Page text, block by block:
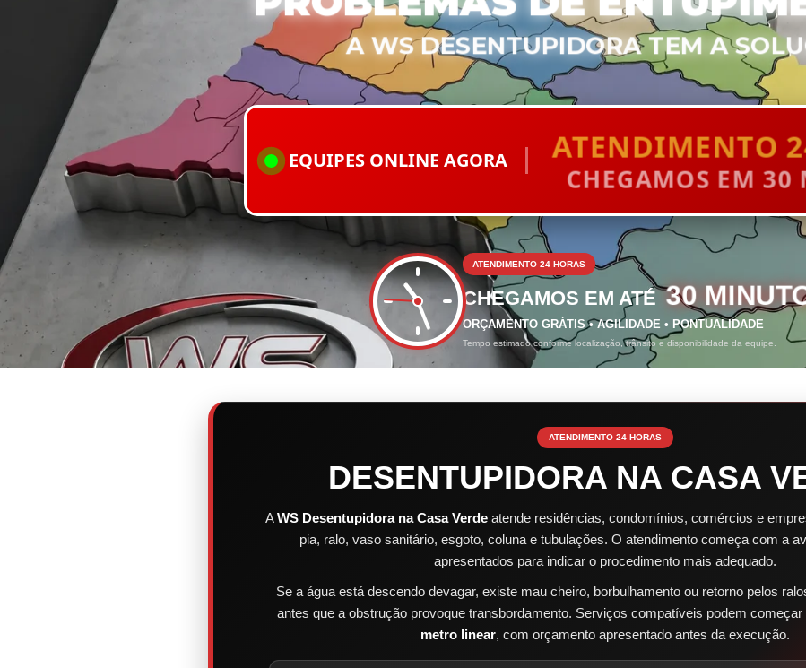
A WS DESENTUPIDORA TEM A
EQUIPES ONLINE AGORA ATENDIMENTO
CHEGAMOS EM 30
ATENDIMENTO 24 HORAS
CHEGAMOS EM ATÉ 30
ORÇAMENTO GRÁTIS • AGILIDADE • PONTUALIDADE
Tempo estimado conforme localização, trânsito e disponibilidade da equipe.
ATENDIMENTO 24 HORAS
DESENTUPIDORA NA CASA
AWS Desentupidora na Casa Verde atende residências, condomínios, comércios e
pia, ralo, vaso sanitário, esgoto, coluna e tubulações. O atendimento começa com a
apresentados para indicar o procedimento mais adequado.
Se a água está descendo devagar, existe mau cheiro, borbulhamento ou retorno pelos
antes que a obstrução provoque transbordamento. Serviços compatíveis podem começar
metro linear, com orçamento apresentado antes da execução.